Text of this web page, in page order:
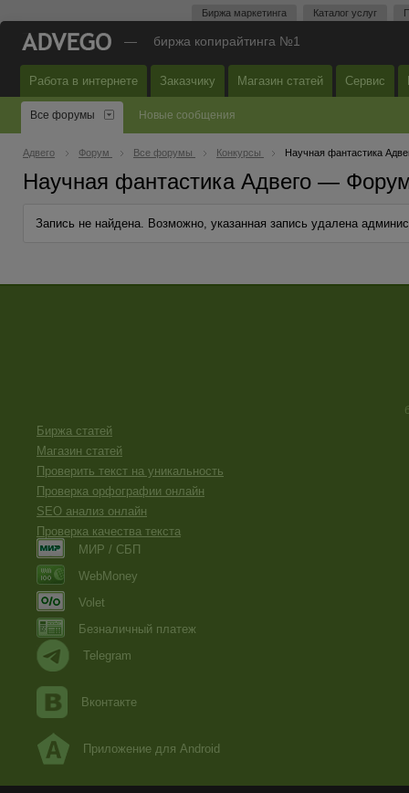
Биржа маркетинга Каталог услуг
— биржа копирайтинга №1
Работа в интернете Заказчику Магазин статей Сервис
Все форумы Новые сообщения
Адвего Форум Все форумы Конкурсы Научная фантастика
Научная фантастика Адвего —
Запись не найдена. Возможно, указанная запись удалена
Биржа статей
Магазин статей
Проверить текст на уникальность
Проверка орфографии онлайн
SEO анализ онлайн
Проверка качества текста
МИР / СБП
WebMoney
Volet
Безналичный платеж
Telegram
Вконтакте
Приложение для Android